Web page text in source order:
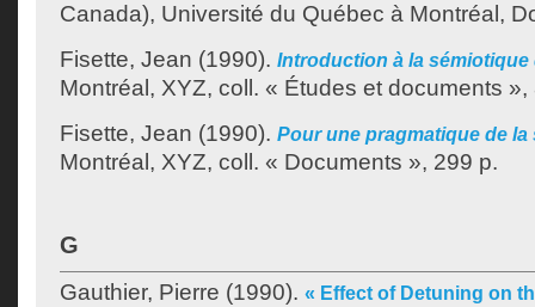
Canada), Université du Québec à Montréal,
Fisette, Jean (1990). Introduction à la sémiotique
Montréal, XYZ, coll. « Études et documents »,
Fisette, Jean (1990). Pour une pragmatique de
Montréal, XYZ, coll. « Documents », 299 p.
G
Gauthier, Pierre (1990). « Effect of Detuning on